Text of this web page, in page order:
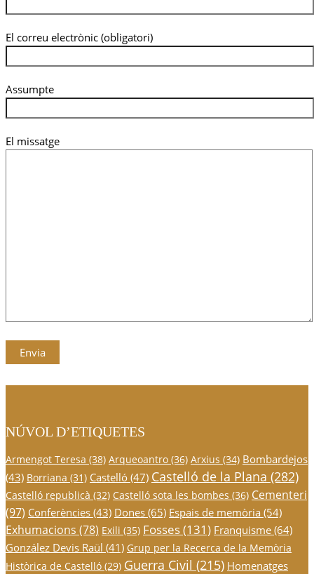
El correu electrònic (obligatori)
Assumpte
El missatge
NÚVOL D’ETIQUETES
Armengot Teresa (38) Arqueoantro (36) Arxius (34) Bombardejos
(43) Borriana (31) Castelló (47) Castelló de la Plana (282)
Castelló republicà (32) Castelló sota les bombes (36) Cementeri
(97) Conferències (43) Dones(65) Espais de memòria (54)
Exhumacions (78) Exili (35) Fosses(131) Franquisme(64)
González Devis Raül (41) Grup per la Recerca de la Memòria
Històrica de Castelló (29) Guerra Civil (215) Homenatges